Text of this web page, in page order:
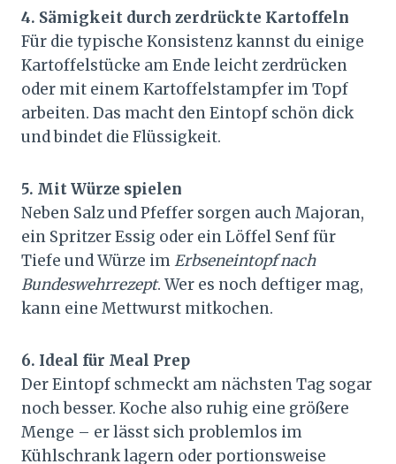
4. Sämigkeit durch zerdrückte Kartoffeln
Für die typische Konsistenz kannst du einige
Kartoffelstücke am Ende leicht zerdrücken
oder mit einem Kartoffelstampfer im Topf
arbeiten. Das macht den Eintopf schön dick
und bindet die Flüssigkeit.
5. Mit Würze spielen
Neben Salz und Pfeffer sorgen auch Majoran,
ein Spritzer Essig oder ein Löffel Senf für
Tiefe und Würze imErbseneintopf nach
Bundeswehrrezept. Wer es noch deftiger mag,
kann eine Mettwurst mitkochen.
6. Ideal für Meal Prep
Der Eintopf schmeckt am nächsten Tag sogar
noch besser. Koche also ruhig eine größere
Menge – er lässt sich problemlos im
Kühlschrank lagern oder portionsweise